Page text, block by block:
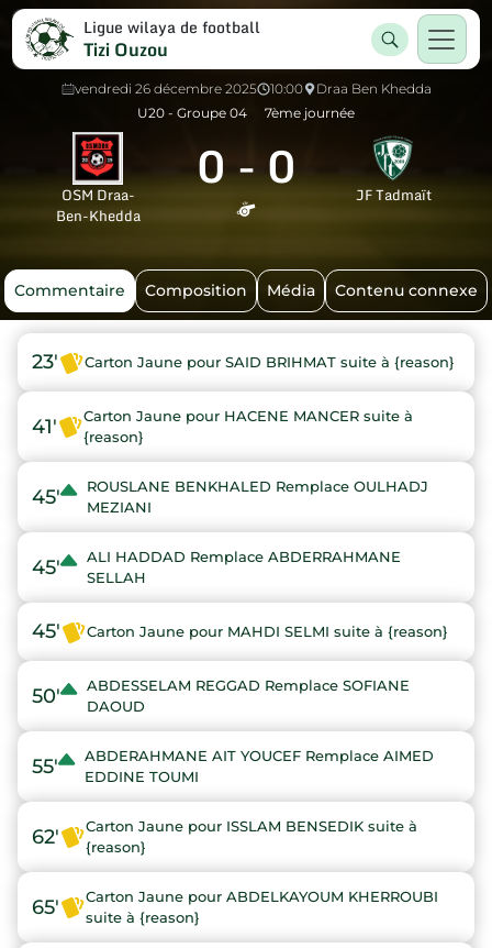
Ligue wilaya de football
Tizi Ouzou
vendredi 26 décembre 2025 10:00
Draa Ben Khedda
U20 - Groupe 04
7ème journée
OSM Draa-
Ben-Khedda
0-0 JF Tadmaït
Commentaire Composition Média Contenu connexe
23' Carton Jaune pour SAID BRIHMAT suite à {reason}
41'
Carton Jaune pour HACENE MANCER suite à
{reason}
45'
ROUSLANE BENKHALED Remplace OULHADJ
MEZIANI
45'
ALI HADDAD Remplace ABDERRAHMANE
SELLAH
45' Carton Jaune pour MAHDI SELMI suite à {reason}
50'
ABDESSELAM REGGAD Remplace SOFIANE
DAOUD
55'
ABDERAHMANE AIT YOUCEF Remplace AIMED
EDDINE TOUMI
62'
Carton Jaune pour ISSLAM BENSEDIK suite à
{reason}
65'
Carton Jaune pour ABDELKAYOUM KHERROUBI
suite à {reason}